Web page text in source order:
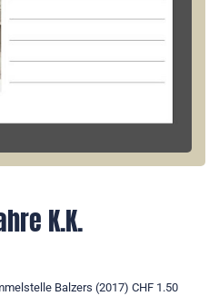
K.K.
Balzers (2017) CHF 1.50